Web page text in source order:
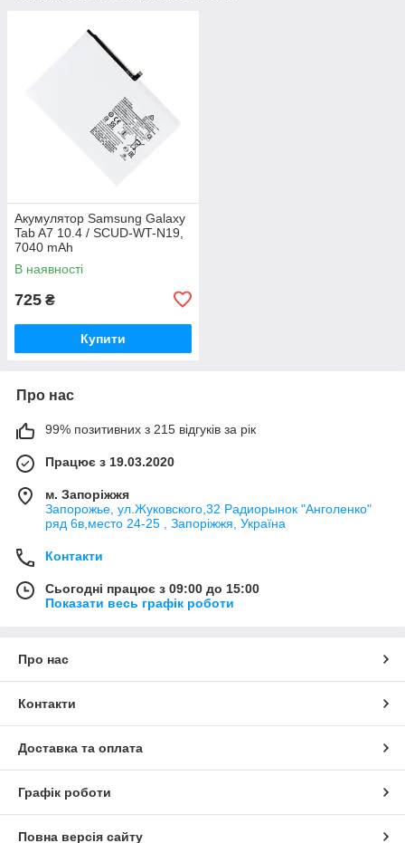
Акумулятор Samsung Galaxy
Tab A7 10.4 / SCUD-WT-N19,
7040 mAh
В наявності
725 ₴
Купити
Про нас
99% позитивних з 215 відгуків за рік
Працює з 19.03.2020
м. Запоріжжя
Запорожье, ул.Жуковского,32 Радиорынок "Анголенко"
ряд 6в,место 24-25 , Запоріжжя, Україна
Контакти
Сьогодні працює з 09:00 до 15:00
Показати весь графік роботи
Про нас
Контакти
Доставка та оплата
Графік роботи
Повна версія сайту